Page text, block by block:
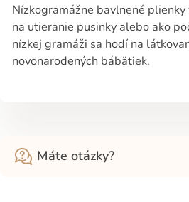
Nízkogramážne bavlnené
na utieranie pusinky alebo ako
nízkej gramáži sa hodí na
novonarodených bábätiek.
Máte otázky?